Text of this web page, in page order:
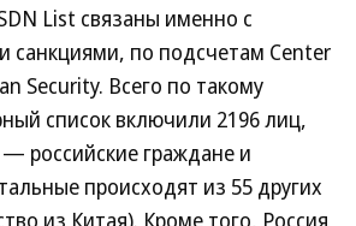
List связаны именно с
санкциями, по подсчетам Center
Security. Всего по такому
список включили 2196 лиц,
российские граждане и
происходят из 55 других
из Китая). Кроме того, Россия